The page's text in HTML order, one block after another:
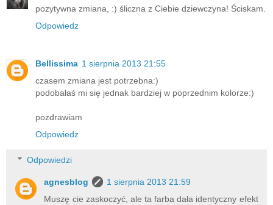
pozytywna zmiana, :) śliczna z Ciebie dziewczyna! Ściskam.
Odpowiedz
Bellissima 1 sierpnia 2013 21:55
czasem zmiana jest potrzebna:)
podobałaś mi się jednak bardziej w poprzednim kolorze:)
pozdrawiam
Odpowiedz
Odpowiedzi
agnesblog
1 sierpnia 2013 21:59
Muszę cie zaskoczyć, ale ta farba dała identyczny efekt